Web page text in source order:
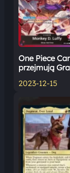
One Piece
przejmują
2023-12-15